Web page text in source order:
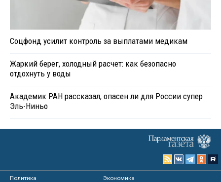
Соцфонд усилит контроль за выплатами медикам
Жаркий берег, холодный расчет: как безопасно
отдохнуть у воды
Академик РАН рассказал, опасен ли для России супер
Эль-Ниньо
Политика
Экономика